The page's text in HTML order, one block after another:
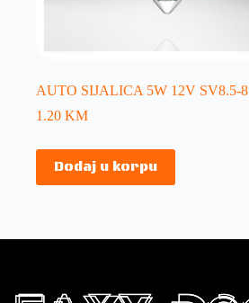
AUTO SIJALICA 5W 12V SV8.5-8
1.20 KM
Dodaj u korpu